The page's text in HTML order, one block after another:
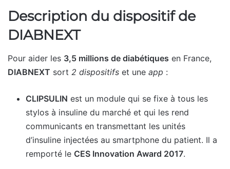
Description du dispositif de
DIABNEXT
Pour aider les 3,5 millions de diabétiques en France,
DIABNEXT sort 2 dispositifs et une app :
CLIPSULIN est un module qui se fixe à tous les
stylos à insuline du marché et qui les rend
communicants en transmettant les unités
d’insuline injectées au smartphone du patient. Il a
remporté le CES Innovation Award 2017.